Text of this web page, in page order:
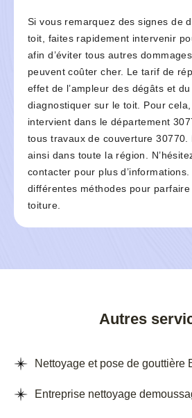
Si vous remarquez des signes de
toit, faites rapidement intervenir
afin d’éviter tous autres
peuvent coûter cher. Le tarif de
effet de l’ampleur des dégâts et
diagnostiquer sur le toit. Pour
intervient dans le département
tous travaux de couverture 30770.
ainsi dans toute la région.
contacter pour plus
différentes méthodes pour
toiture.
Autres
Nettoyage et pose de gouttière
Entreprise nettoyage